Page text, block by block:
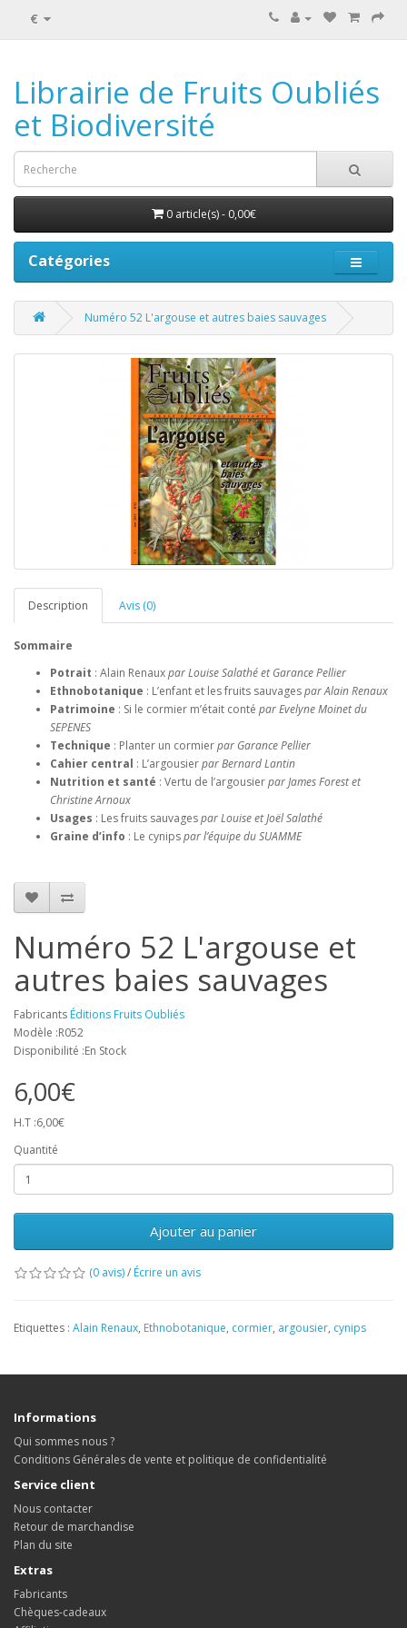
€
Librairie de Fruits Oubliés
et Biodiversité
0 article(s) - 0,00€
Catégories
Numéro 52 L'argouse et autres baies sauvages
Description Avis (0)
Sommaire
Potrait : Alain Renauxpar Louise Salathé et Garance Pellier
Ethnobotanique : L’enfant et les fruits sauvagespar Alain Renaux
Patrimoine : Si le cormier m’était conté par Evelyne Moinet du
SEPENES
Technique : Planter un cormierpar Garance Pellier
Cahier central : L’argousierpar Bernard Lantin
Nutrition et santé : Vertu de l’argousierpar James Forest et
Christine Arnoux
Usages : Les fruits sauvagespar Louise et Joël Salathé
Graine d’info : Le cynipspar l’équipe du SUAMME
Numéro 52 L'argouse et
autres baies sauvages
Fabricants Éditions Fruits Oubliés
Modèle :R052
Disponibilité :En Stock
6,00€
H.T :6,00€
Quantité
Ajouter au panier
(0 avis)/ Écrire un avis
Etiquettes : Alain Renaux, Ethnobotanique, cormier, argousier, cynips
Informations
Qui sommes nous ?
Conditions Générales de vente et politique de confidentialité
Service client
Nous contacter
Retour de marchandise
Plan du site
Extras
Fabricants
Chèques-cadeaux